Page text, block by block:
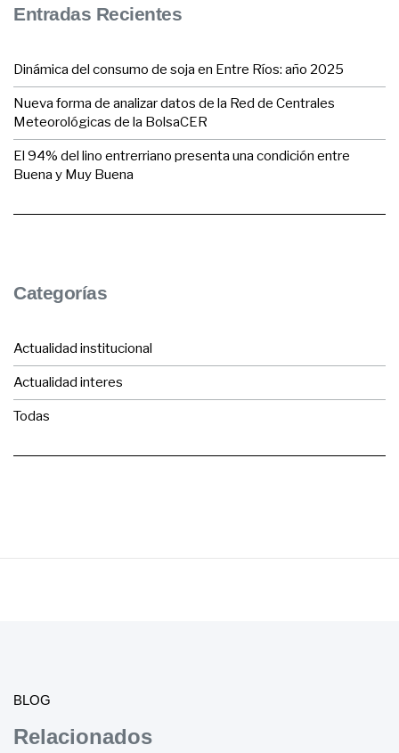
Entradas Recientes
Dinámica del consumo de soja en Entre Ríos: año 2025
Nueva forma de analizar datos de la Red de Centrales
Meteorológicas de la BolsaCER
El 94% del lino entrerriano presenta una condición entre
Buena y Muy Buena
Categorías
Actualidad institucional
Actualidad interes
Todas
BLOG
Relacionados